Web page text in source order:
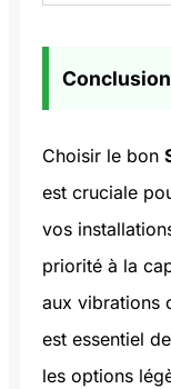
Conclusion
Choisir le bon
est cruciale
vos
priorité à la
aux vibrations
est essentiel
les options